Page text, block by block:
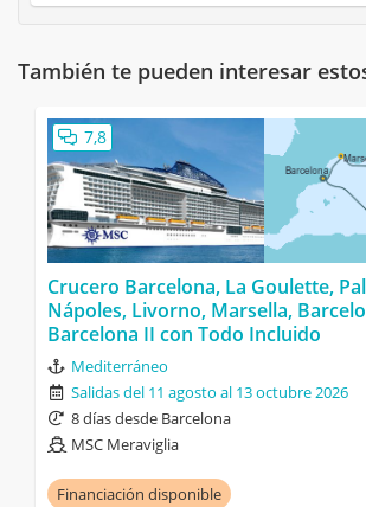
También te pueden interesar
7,8
Crucero Barcelona, La Goulette,
Nápoles, Livorno, Marsella,
Barcelona II con Todo Incluido
Mediterráneo
Salidas del 11 agosto al 13 octubre 2026
8 días desde Barcelona
MSC Meraviglia
Financiación disponible